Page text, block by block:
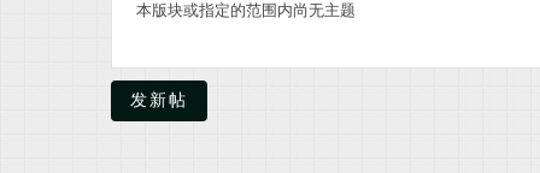
本版块或指定的范围内尚无主题
发新帖